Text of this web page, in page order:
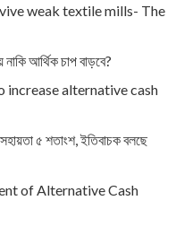
weak textile mills- The
আর্থিক চাপ বাড়বে?
alternative cash
৫ শতাংশ, ইতিবাচক বলছে
of Alternative Cash